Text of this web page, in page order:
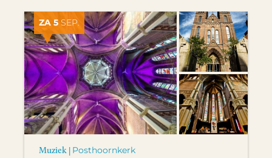
ZA 5 SEP.
Muziek | Posthoornkerk